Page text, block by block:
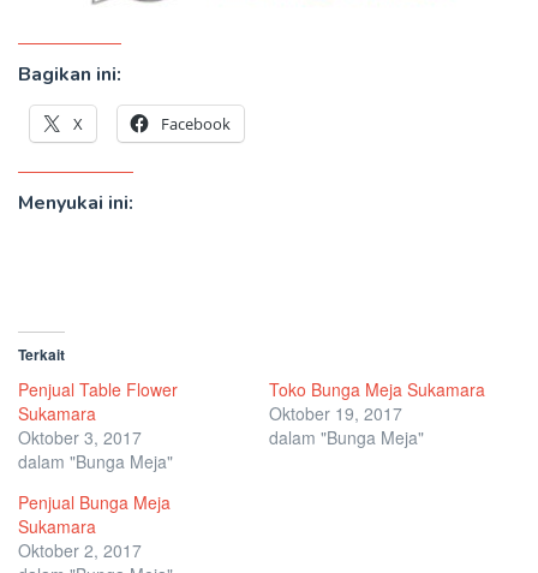
Bagikan ini:
X Facebook
Menyukai ini:
Terkait
Penjual Table Flower
Sukamara
Oktober 3, 2017
dalam "Bunga Meja"
Toko Bunga Meja Sukamara
Oktober 19, 2017
dalam "Bunga Meja"
Penjual Bunga Meja
Sukamara
Oktober 2, 2017